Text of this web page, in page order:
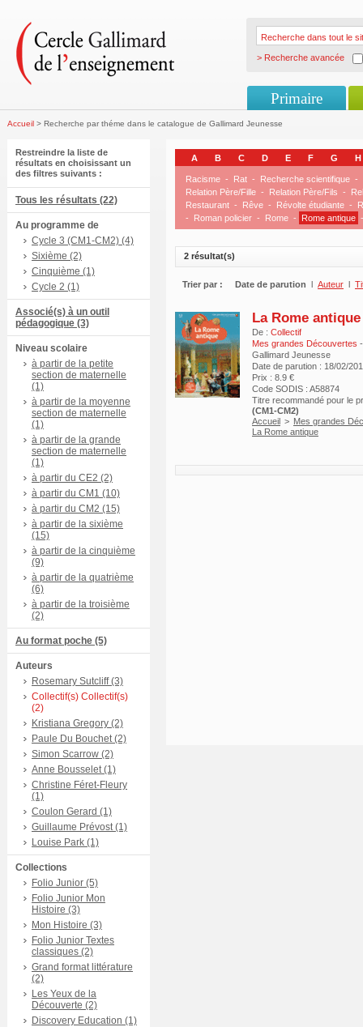
> Recherche avancée
Primaire
Accueil > Recherche par théme dans le catalogue de Gallimard Jeunesse
Restreindre la liste de
résultats en choisissant un
des filtres suivants :
Tous les résultats (22)
Au programme de
Cycle 3 (CM1-CM2) (4)
Sixième (2)
Cinquième (1)
Cycle 2 (1)
Associé(s) à un outil
pédagogique (3)
Niveau scolaire
à partir de la petite
section de maternelle
(1)
à partir de la moyenne
section de maternelle
(1)
à partir de la grande
section de maternelle
(1)
à partir du CE2 (2)
à partir du CM1 (10)
à partir du CM2 (15)
à partir de la sixième
(15)
à partir de la cinquième
(9)
à partir de la quatrième
(6)
à partir de la troisième
(2)
Au format poche (5)
Auteurs
Rosemary Sutcliff (3)
Collectif(s) Collectif(s)
(2)
Kristiana Gregory (2)
Paule Du Bouchet (2)
Simon Scarrow (2)
Anne Bousselet (1)
Christine Féret-Fleury
(1)
Coulon Gerard (1)
Guillaume Prévost (1)
Louise Park (1)
Collections
Folio Junior (5)
Folio Junior Mon
Histoire (3)
Mon Histoire (3)
Folio Junior Textes
classiques (2)
Grand format littérature
(2)
Les Yeux de la
Découverte (2)
Discovery Education (1)
A B C D E F G H
Racisme - Rat - Recherche scientifique -
Relation Père/Fille - Relation Père/Fils -
Restaurant - Rêve - Révolte étudiante -
-
Roman policier - Rome - Rome antique -
2 résultat(s)
Trier par : Date de parution l Auteur l
La Rome antique
De : Collectif
Mes grandes Découvertes
Gallimard Jeunesse
Date de parution : 18/02/
Prix : 8.9 €
Code SODIS : A58874
Titre recommandé pour le
(CM1-CM2)
Accueil > Mes grandes
La Rome antique